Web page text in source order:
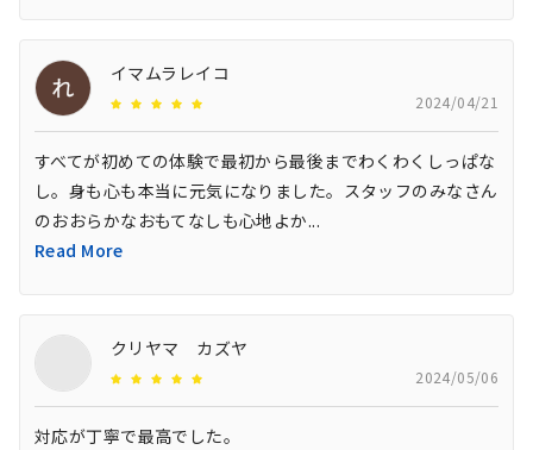
イマムラレイコ
2024/04/21
すべてが初めての体験で最初から最後までわくわくしっぱな
し。身も心も本当に元気になりました。スタッフのみなさん
のおおらかなおもてなしも心地よか...
Read More
クリヤマ カズヤ
2024/05/06
対応が丁寧で最高でした。